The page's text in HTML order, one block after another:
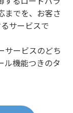
までを、お客さ
サービスで
サービスのどち
ル機能つきのタ